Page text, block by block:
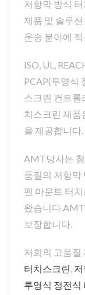
저항막 방식
제품 및 솔루션
운송 분야에
ISO, UL,
PCAP(투영식
스크린 컨트롤
치스크린 제품
을 제공합니다.
AMT당사는
품질의 저항막
펜 마운트 터
왔습니다
보장합니다.
저희의 고품질
터치스크린,
투영식 정전식